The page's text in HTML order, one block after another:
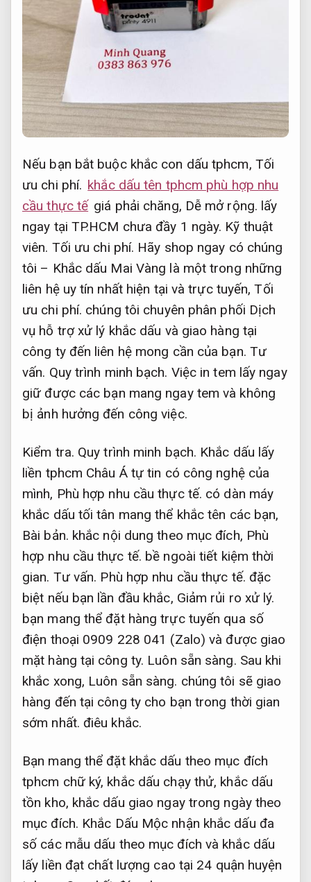
Nếu bạn bắt buộc khắc con dấu tphcm, Tối
ưu chi phí. khắc dấu tên tphcm phù hợp nhu
cầu thực tế giá phải chăng, Dễ mở rộng. lấy
ngay tại TP.HCM chưa đầy 1 ngày. Kỹ thuật
viên. Tối ưu chi phí. Hãy shop ngay có chúng
tôi – Khắc dấu Mai Vàng là một trong những
liên hệ uy tín nhất hiện tại và trực tuyến,Tối
ưu chi phí. chúng tôi chuyên phân phối Dịch
vụ hỗ trợ xử lý khắc dấu và giao hàng tại
công ty đến liên hệ mong cần của bạn. Tư
vấn. Quy trình minh bạch. Việc in tem lấy ngay
giữ được các bạn mang ngay tem và không
bị ảnh hưởng đến công việc.
Kiểm tra. Quy trình minh bạch. Khắc dấu lấy
liền tphcm Châu Á tự tin có công nghệ của
mình, Phù hợp nhu cầu thực tế. có dàn máy
khắc dấu tối tân mang thể khắc tên các bạn,
Bài bản. khắc nội dung theo mục đích, Phù
hợp nhu cầu thực tế. bề ngoài tiết kiệm thời
gian. Tư vấn. Phù hợp nhu cầu thực tế. đặc
biệt nếu bạn lần đầu khắc, Giảm rủi ro xử lý.
bạn mang thể đặt hàng trực tuyến qua số
điện thoại 0909 228 041 (Zalo) và được giao
mặt hàng tại công ty. Luôn sẵn sàng. Sau khi
khắc xong, Luôn sẵn sàng. chúng tôi sẽ giao
hàng đến tại công ty cho bạn trong thời gian
sớm nhất. điêu khắc.
Bạn mang thể đặt khắc dấu theo mục đích
tphcm chữ ký, khắc dấu chạy thử, khắc dấu
tồn kho, khắc dấu giao ngay trong ngày theo
mục đích. Khắc Dấu Mộc nhận khắc dấu đa
số các mẫu dấu theo mục đích và khắc dấu
lấy liền đạt chất lượng cao tại 24 quận huyện